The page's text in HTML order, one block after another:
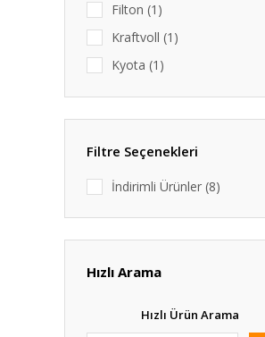
Filton (1)
Kraftvoll (1)
Kyota (1)
Maher (1)
Mando (1)
Salion (1)
Yjauto (1)
Filtre Seçenekleri
İndirimli Ürünler (8)
Hızlı Arama
Hızlı Ürün Arama